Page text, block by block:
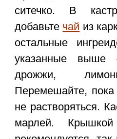
ситечко. В
добавьте чай из
остальные
указанные выше
дрожжи,
Перемешайте,
не растворяться.
марлей.